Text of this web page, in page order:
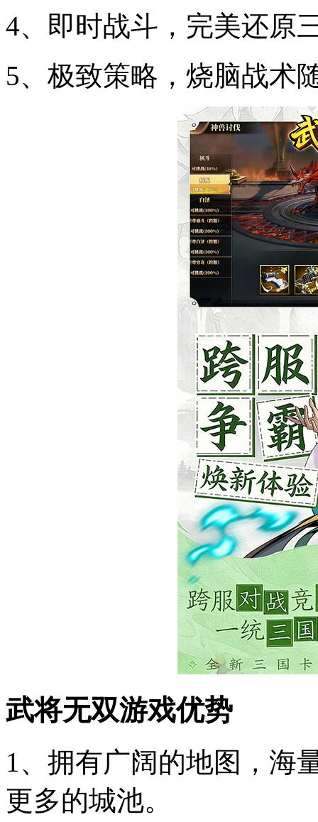
4、即时战斗，完美还原
5、极致策略，烧脑战术
武将无双游戏优势
1、拥有广阔的地图，海
更多的城池。